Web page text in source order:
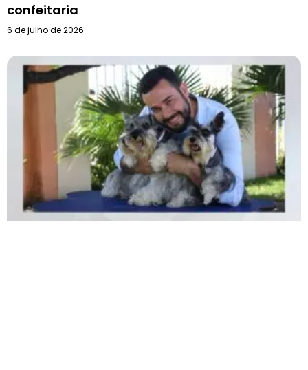
confeitaria
6 de julho de 2026